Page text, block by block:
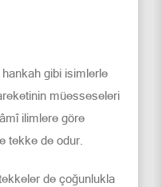
gibi isimlerle
müesseseleri
ilimlere göre
tekke de odur.
de çoğunlukla